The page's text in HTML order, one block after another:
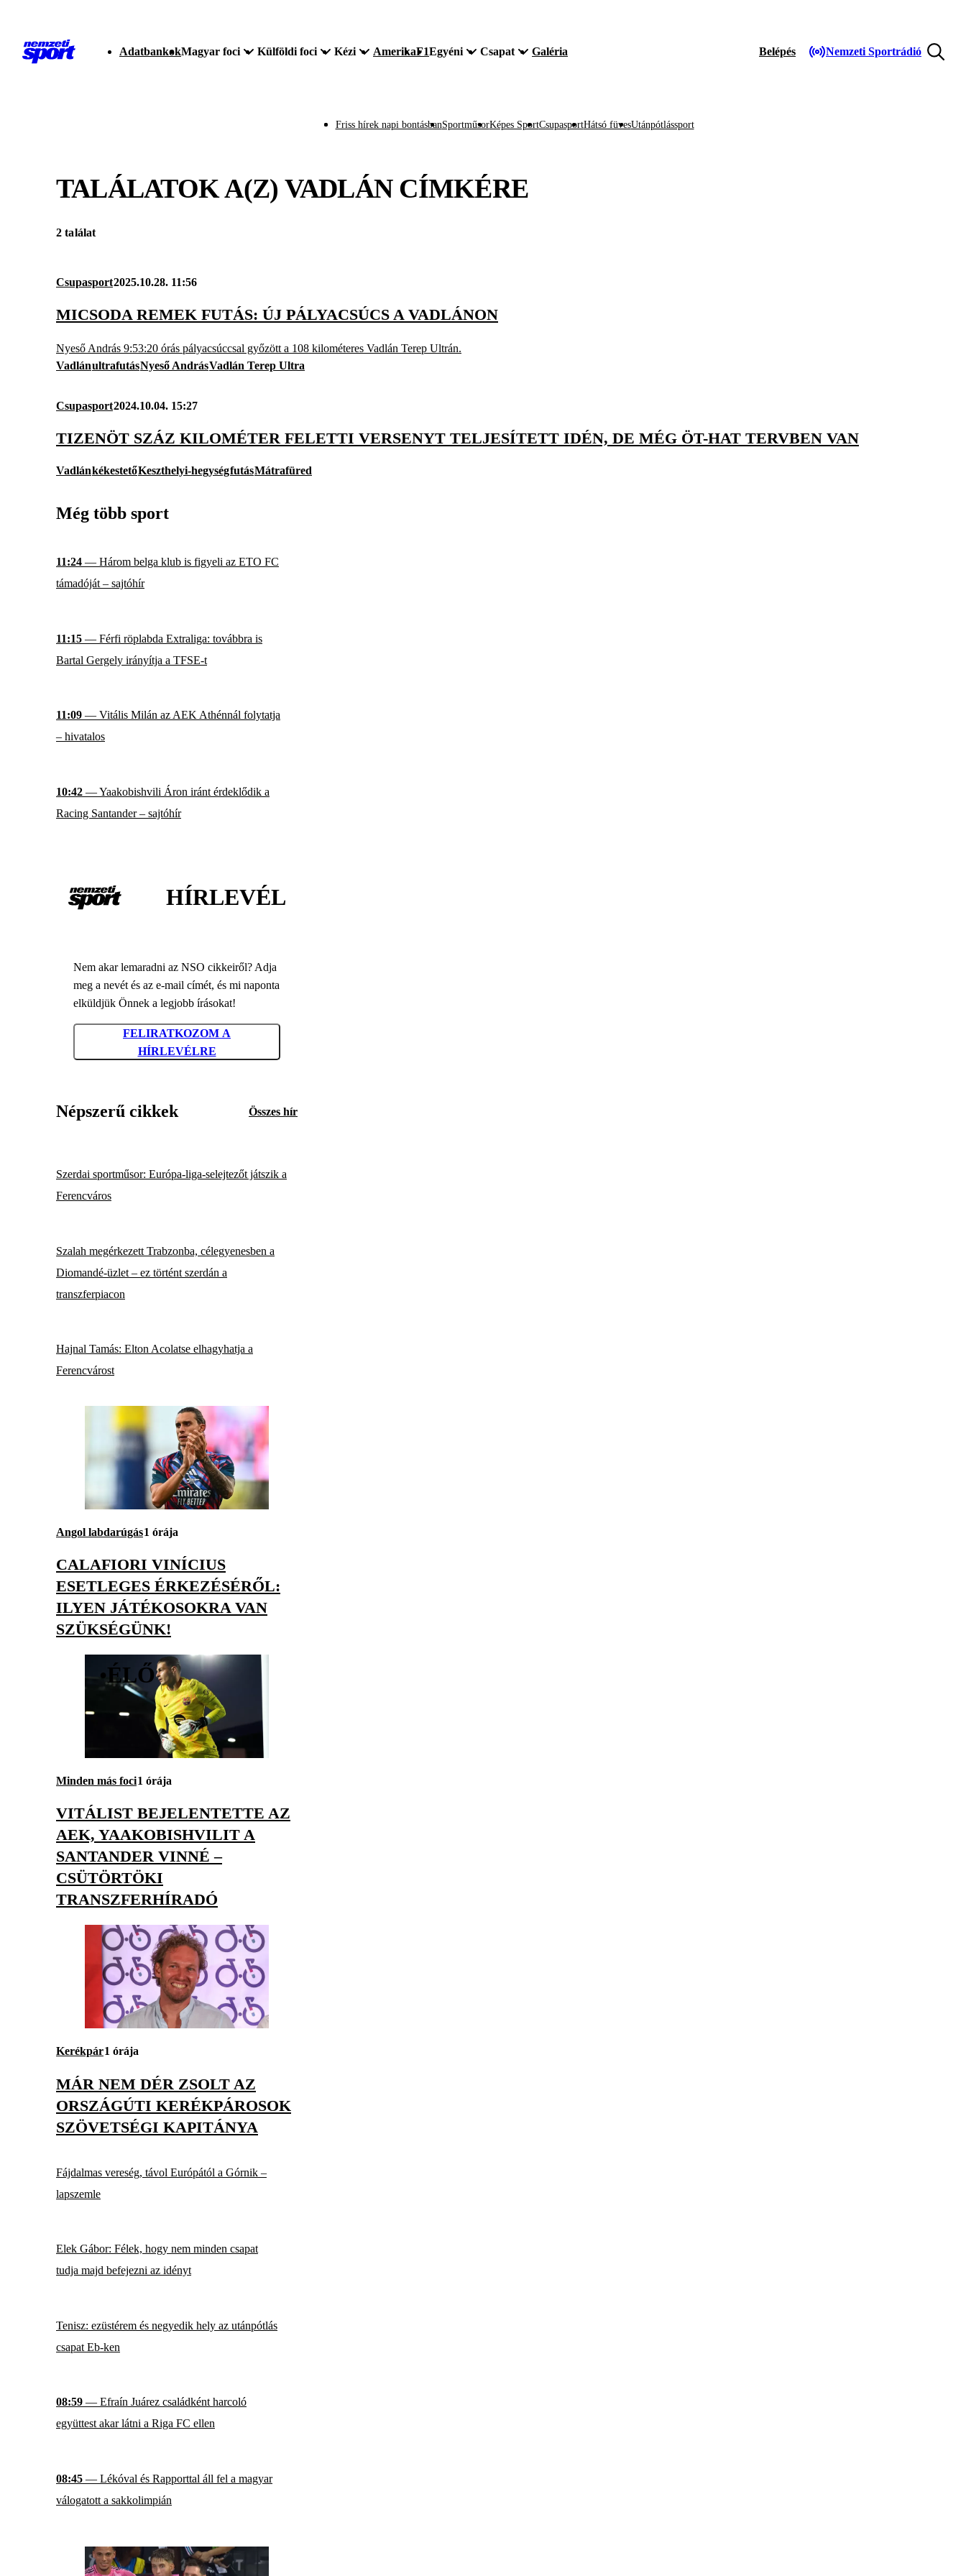
AdatbankokMagyar foci Külföldi foci Kézi AmerikaF1Egyéni Csapat Galéria Belépés Nemzeti Sportrádió
Friss hírek napi bontásbanSportműsorKépes SportCsupasportHátsó füvesUtánpótlássport
TALÁLATOK A(Z) VADLÁNCÍMKÉRE
2 találat
Csupasport2025.10.28. 11:56
MICSODA REMEK FUTÁS: ÚJ PÁLYACSÚCS A VADLÁNON
Nyeső András 9:53:20 órás pályacsúccsal győzött a 108 kilométeres Vadlán Terep Ultrán.
VadlánultrafutásNyeső AndrásVadlán Terep Ultra
Csupasport2024.10.04. 15:27
TIZENÖT SZÁZ KILOMÉTER FELETTI VERSENYT TELJESÍTETT IDÉN, DE MÉG ÖT-HAT TERVBEN VAN
VadlánkékestetőKeszthelyi-hegységfutásMátrafüred
Még több sport
11:24 — Három belga klub is figyeli az ETO FC
támadóját – sajtóhír
11:15 — Férfi röplabda Extraliga: továbbra is
Bartal Gergely irányítja a TFSE-t
11:09 — Vitális Milán az AEK Athénnál folytatja
– hivatalos
10:42 — Yaakobishvili Áron iránt érdeklődik a
Racing Santander – sajtóhír
HÍRLEVÉL
Nem akar lemaradni az NSO cikkeiről? Adja
meg a nevét és az e-mail címét, és mi naponta
elküldjük Önnek a legjobb írásokat!
FELIRATKOZOM A
HÍRLEVÉLRE
Népszerű cikkek Összes hír
Szerdai sportműsor: Európa-liga-selejtezőt játszik a
Ferencváros
Szalah megérkezett Trabzonba, célegyenesben a
Diomandé-üzlet – ez történt szerdán a
transzferpiacon
Hajnal Tamás: Elton Acolatse elhagyhatja a
Ferencvárost
Angol labdarúgás1 órája
CALAFIORI VINÍCIUS
ESETLEGES ÉRKEZÉSÉRŐL:
ILYEN JÁTÉKOSOKRA VAN
SZÜKSÉGÜNK!
•ÉLŐ
Minden más foci1 órája
VITÁLIST BEJELENTETTE AZ
AEK, YAAKOBISHVILIT A
SANTANDER VINNÉ –
CSÜTÖRTÖKI
TRANSZFERHÍRADÓ
Kerékpár1 órája
MÁR NEM DÉR ZSOLT AZ
ORSZÁGÚTI KERÉKPÁROSOK
SZÖVETSÉGI KAPITÁNYA
Fájdalmas vereség, távol Európától a Górnik –
lapszemle
Elek Gábor: Félek, hogy nem minden csapat
tudja majd befejezni az idényt
Tenisz: ezüstérem és negyedik hely az utánpótlás
csapat Eb-ken
08:59 — Efraín Juárez családként harcoló
együttest akar látni a Riga FC ellen
08:45 — Lékóval és Rapporttal áll fel a magyar
válogatott a sakkolimpián